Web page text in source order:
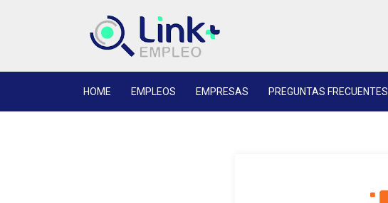
HOME EMPLEOS EMPRESAS PREGUNTAS FRECUENTES